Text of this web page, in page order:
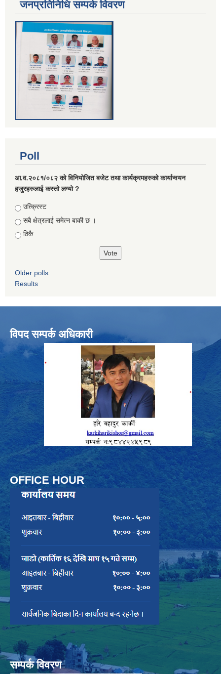
जनप्रतिनिधि सम्पर्क विवरण
Poll
आ.व.२०८१/०८२ को विनियोजित बजेट तथा कार्यक्रमहरुको कार्यान्वयन
हजुरहरुलाई कस्तो लग्यो ?
Choices
उत्क्रिस्ट
सबै क्षेत्रलाई समेत्न बाकी छ ।
ठिकै
Older polls
Results
विपद सम्पर्क अधिकारी
OFFICE HOUR
सम्पर्क विवरण